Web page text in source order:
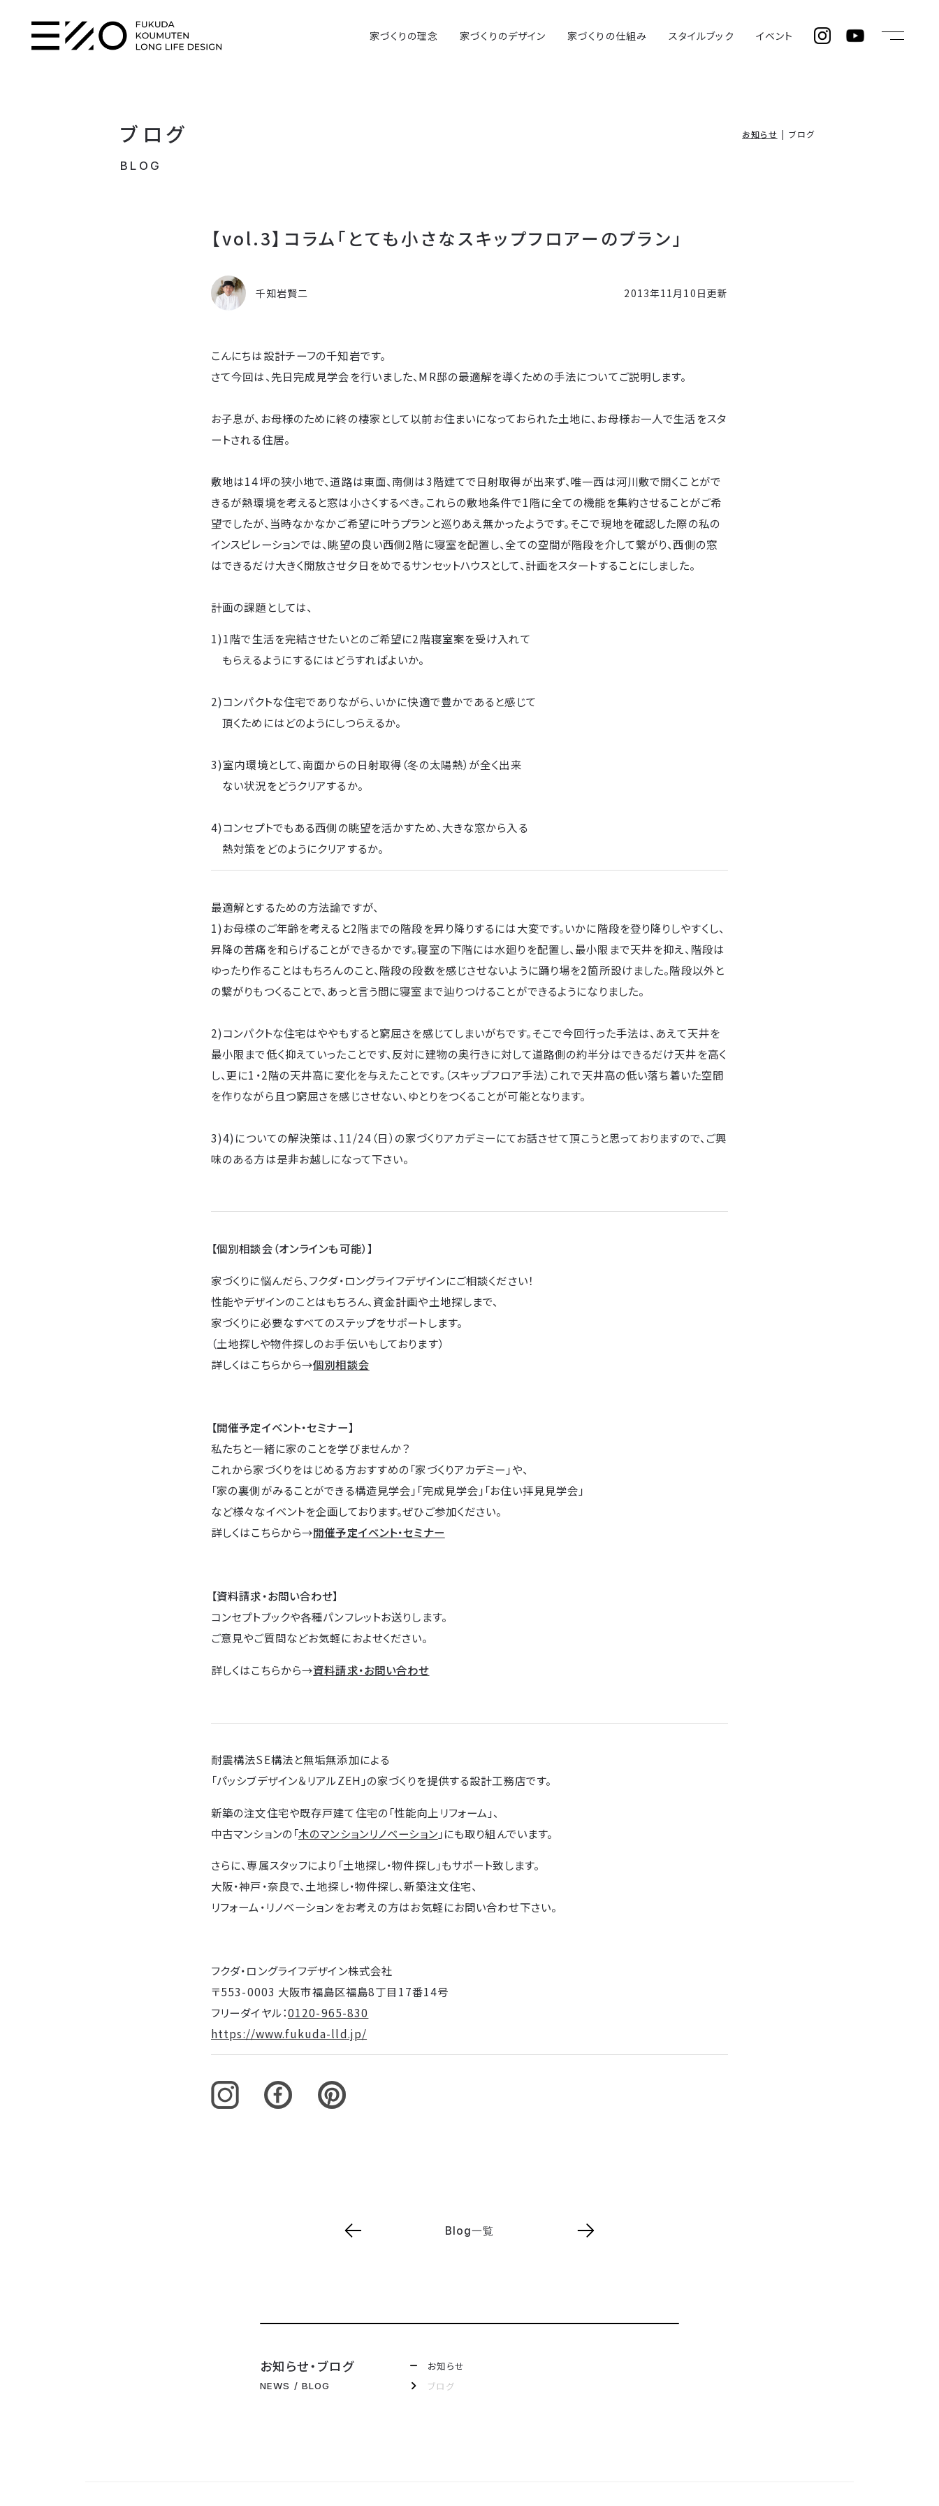
家づくりの理念 家づくりのデザイン 家づくりの仕組み スタイルブック イベント
ブログ
BLOG
お知らせ ブログ
【vol.3】コラム「とても小さなスキップフロアーのプラン」
2013年11月10日更新
千知岩賢二
こんにちは設計チーフの千知岩です。
さて今回は、先日完成見学会を行いました、MR邸の最適解を導くための手法についてご説明します。
お子息が、お母様のために終の棲家として以前お住まいになっておられた土地に、お母様お一人で生活をスタ
ートされる住居。
敷地は14坪の狭小地で、道路は東面、南側は3階建てで日射取得が出来ず、唯一西は河川敷で開くことがで
きるが熱環境を考えると窓は小さくするべき。これらの敷地条件で1階に全ての機能を集約させることがご希
望でしたが、当時なかなかご希望に叶うプランと巡りあえ無かったようです。そこで現地を確認した際の私の
インスピレーションでは、眺望の良い西側2階に寝室を配置し、全ての空間が階段を介して繋がり、西側の窓
はできるだけ大きく開放させ夕日をめでるサンセットハウスとして、計画をスタートすることにしました。
計画の課題としては、
1)1階で生活を完結させたいとのご希望に2階寝室案を受け入れて
もらえるようにするにはどうすればよいか。
2)コンパクトな住宅でありながら、いかに快適で豊かであると感じて
頂くためにはどのようにしつらえるか。
3)室内環境として、南面からの日射取得（冬の太陽熱）が全く出来
ない状況をどうクリアするか。
4)コンセプトでもある西側の眺望を活かすため、大きな窓から入る
熱対策をどのようにクリアするか。
最適解とするための方法論ですが、
1)お母様のご年齢を考えると2階までの階段を昇り降りするには大変です。いかに階段を登り降りしやすくし、
昇降の苦痛を和らげることができるかです。寝室の下階には水廻りを配置し、最小限まで天井を抑え、階段は
ゆったり作ることはもちろんのこと、階段の段数を感じさせないように踊り場を2箇所設けました。階段以外と
の繋がりもつくることで、あっと言う間に寝室まで辿りつけることができるようになりました。
2)コンパクトな住宅はややもすると窮屈さを感じてしまいがちです。そこで今回行った手法は、あえて天井を
最小限まで低く抑えていったことです、反対に建物の奥行きに対して道路側の約半分はできるだけ天井を高く
し、更に1・2階の天井高に変化を与えたことです。（スキップフロア手法）これで天井高の低い落ち着いた空間
を作りながら且つ窮屈さを感じさせない、ゆとりをつくることが可能となります。
3)4)についての解決策は、11/24（日）の家づくりアカデミーにてお話させて頂こうと思っておりますので、ご興
味のある方は是非お越しになって下さい。
【個別相談会（オンラインも可能）】
家づくりに悩んだら、フクダ・ロングライフデザインにご相談ください！
性能やデザインのことはもちろん、資金計画や土地探しまで、
家づくりに必要なすべてのステップをサポートします。
（土地探しや物件探しのお手伝いもしております）
詳しくはこちらから→個別相談会
【開催予定イベント・セミナー】
私たちと一緒に家のことを学びませんか？
これから家づくりをはじめる方おすすめの「家づくりアカデミー」や、
「家の裏側がみることができる構造見学会」「完成見学会」「お住い拝見見学会」
など様々なイベントを企画しております。ぜひご参加ください。
詳しくはこちらから→開催予定イベント・セミナー
【資料請求・お問い合わせ】
コンセプトブックや各種パンフレットお送りします。
ご意見やご質問などお気軽におよせください。
詳しくはこちらから→資料請求・お問い合わせ
耐震構法SE構法と無垢無添加による
「パッシブデザイン＆リアルZEH」の家づくりを提供する設計工務店です。
新築の注文住宅や既存戸建て住宅の「性能向上リフォーム」、
中古マンションの「木のマンションリノベーション 」にも取り組んでいます。
さらに、専属スタッフにより「土地探し・物件探し」もサポート致します。
大阪・神戸・奈良で、土地探し・物件探し、新築注文住宅、
リフォーム・リノベーションをお考えの方はお気軽にお問い合わせ下さい。
フクダ・ロングライフデザイン株式会社
〒553-0003 大阪市福島区福島8丁目17番14号
フリーダイヤル：0120-965-830
https://www.fukuda-lld.jp/
Blog一覧
お知らせ・ブログ
NEWS / BLOG
お知らせ
ブログ